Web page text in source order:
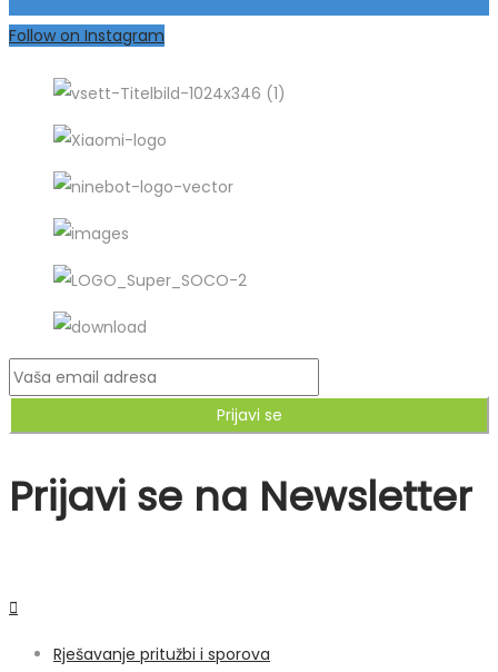
Follow on Instagram
Prijavi se
Prijavi se na Newsletter
Rješavanje pritužbi i sporova